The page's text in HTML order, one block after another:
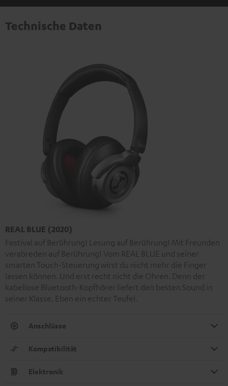
Technische Daten
REAL BLUE (2020)
Festival auf Berührung! Lesung auf Berührung! Mit Freunden
verabreden auf Berührung! Vom REAL BLUE und seiner
smarten Touch-Steuerung wirst du nicht mehr die Finger
lassen können. Und erst recht nicht die Ohren. Denn der
kabellose Bluetooth-Kopfhörer liefert den besten Sound in
seiner Klasse. Eben ein echter Teufel.
Anschlüsse
Kompatibilität
Elektronik